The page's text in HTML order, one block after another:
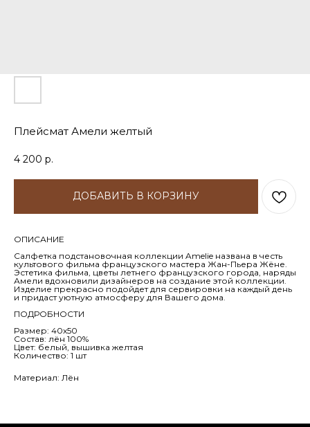
Плейсмат Амели желтый
4 200 р.
ДОБАВИТЬ В КОРЗИНУ
ОПИСАНИЕ
Салфетка подстановочная коллекции Amelie названа в честь
культового фильма французского мастера Жан-Пьера Жёне.
Эстетика фильма, цветы летнего французского города, наряды
Амели вдохновили дизайнеров на создание этой коллекции.
Изделие прекрасно подойдет для сервировки на каждый день
и придаст уютную атмосферу для Вашего дома.
ПОДРОБНОСТИ
Размер: 40х50
Состав: лён 100%
Цвет: белый, вышивка желтая
Количество: 1 шт
Материал: Лён